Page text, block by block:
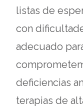
listas de
con
adecuado
deficiencias
terapias de